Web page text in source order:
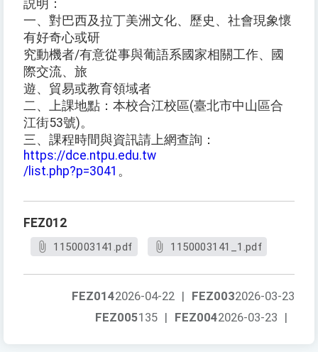
説明：
一、對巴西及拉丁美洲文化、歷史、社會現象懷
有好奇心或研
究動機者/有意從事與葡語系國家相關工作、國
際交流、旅
遊、貿易或教育領域者
二、上課地點：本校合江校區(臺北市中山區合
江街53號)。
三、課程時間與資訊請上網查詢：
https://dce.ntpu.edu.tw
/list.php?p=3041 。
FEZ012
1150003141.pdf 1150003141_1.pdf
FEZ0032026-03-23
FEZ0142026-04-22 |
FEZ0042026-03-23 |
FEZ005135 |